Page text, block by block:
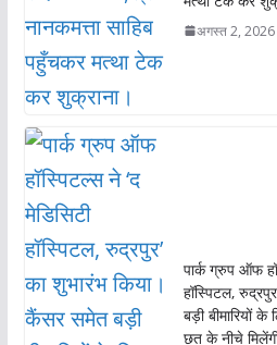
अगस्त 2, 2026
पार्क ग्रुप ऑफ
हॉस्पिटल,
बड़ी बीमारियों के
छत के नीचे